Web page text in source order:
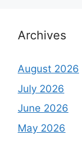
Archives
August 2026
July 2026
June 2026
May 2026